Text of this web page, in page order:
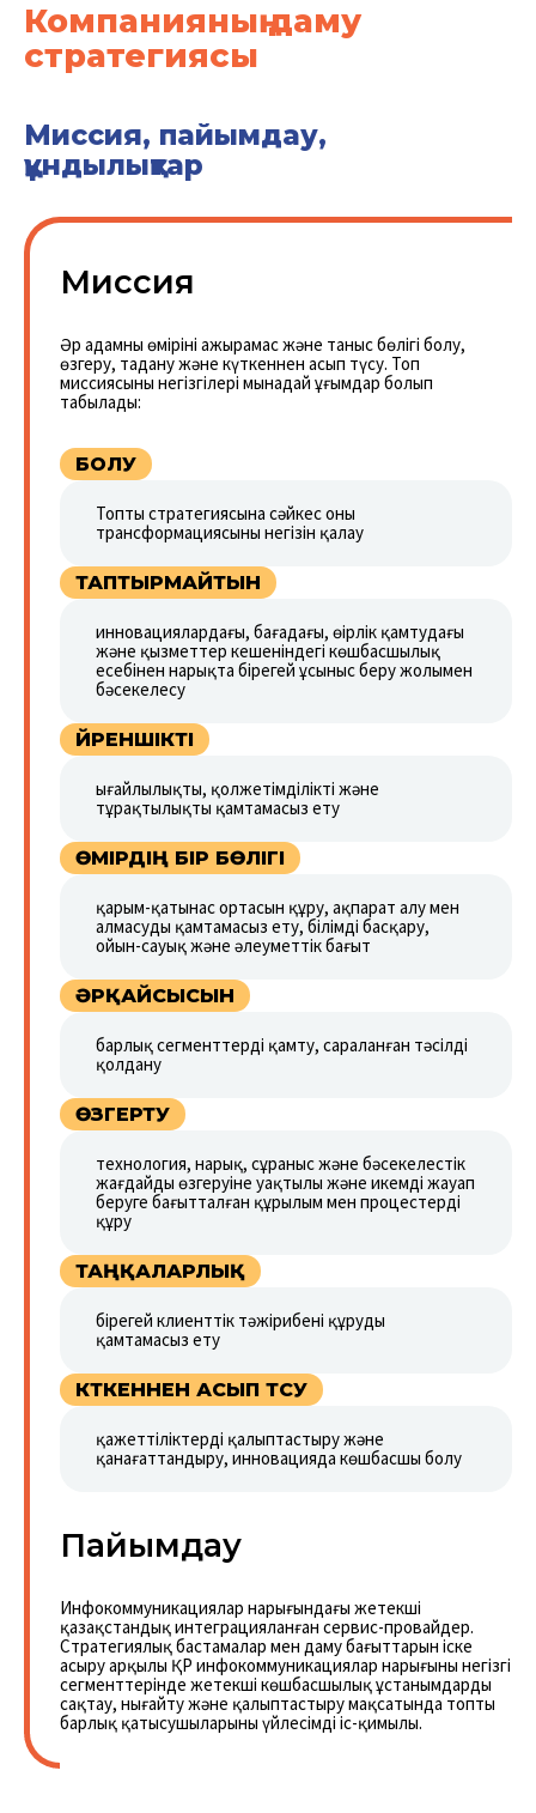
Компанияның даму
стратегиясы
Миссия, пайымдау,
құндылықтар
Миссия
Әр адамның өмірінің ажырамас және таныс бөлігі болу,
өзгеру, таңдану және күткеннен асып түсу. Топ
миссиясының негізгілері мынадай ұғымдар болып
табылады:
БОЛУ
Топтың стратегиясына сәйкес оның
трансформациясының негізін қалау
ТАПТЫРМАЙТЫН
инновациялардағы, бағадағы, өңірлік қамтудағы
және қызметтер кешеніндегі көшбасшылық
есебінен нарықта бірегей ұсыныс беру жолымен
бәсекелесу
ҮЙРЕНШІКТІ
ыңғайлылықты, қолжетімділікті және
тұрақтылықты қамтамасыз ету
ӨМІРДІҢ БІР БӨЛІГІ
қарым-қатынас ортасын құру, ақпарат алу мен
алмасуды қамтамасыз ету, білімді басқару,
ойын-сауық және әлеуметтік бағыт
ӘРҚАЙСЫСЫН
барлық сегменттерді қамту, сараланған тәсілді
қолдану
ӨЗГЕРТУ
технология, нарық, сұраныс және бәсекелестік
жағдайдың өзгеруіне уақтылы және икемді жауап
беруге бағытталған құрылым мен процестерді
құру
ТАҢҚАЛАРЛЫҚ
бірегей клиенттік тәжірибені құруды
қамтамасыз ету
КҮТКЕННЕН АСЫП ТҮСУ
қажеттіліктерді қалыптастыру және
қанағаттандыру, инновацияда көшбасшы болу
Пайымдау
Инфокоммуникациялар нарығындағы жетекші
қазақстандық интеграцияланған сервис-провайдер.
Стратегиялық бастамалар мен даму бағыттарын іске
асыру арқылы ҚР инфокоммуникациялар нарығының негізгі
сегменттерінде жетекші көшбасшылық ұстанымдарды
сақтау, нығайту және қалыптастыру мақсатында топтың
барлық қатысушыларының үйлесімді іс-қимылы.